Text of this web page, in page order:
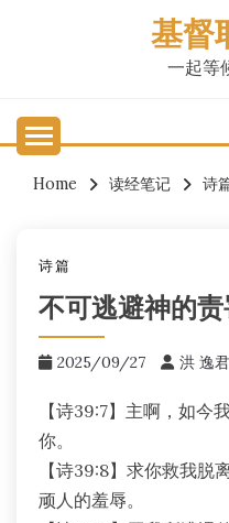
基督
一起等
Home 读经笔记 诗
诗篇
不可逃避神的责
2025/09/27 洪 逸君
【诗39:7】主啊，如今
你。
【诗39:8】求你救我脱
顽人的羞辱。